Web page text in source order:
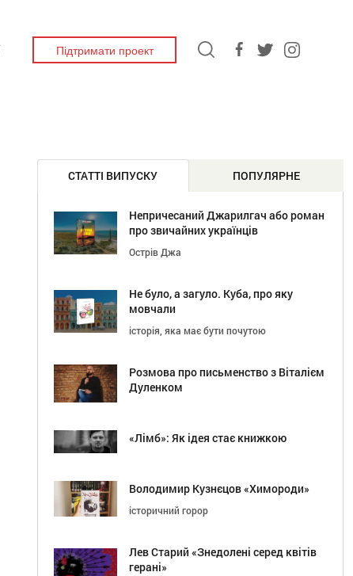
Підтримати проект
СТАТТІ ВИПУСКУ ПОПУЛЯРНЕ
Непричесаний Джарилгач або роман
про звичайних українців
Острів Джа
Не було, а загуло. Куба, про яку
мовчали
історія, яка має бути почутою
Розмова про письменство з Віталієм
Дуленком
«Лімб»: Як ідея стає книжкою
Володимир Кузнєцов «Химороди»
історичний горор
Лев Старий «Знедолені серед квітів
герані»